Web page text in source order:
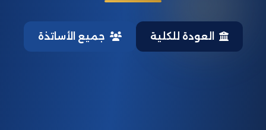
العودة للكلية جميع الأساتذة